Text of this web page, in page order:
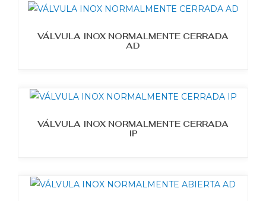
VÁLVULA INOX NORMALMENTE CERRADA
AD
VÁLVULA INOX NORMALMENTE CERRADA
IP